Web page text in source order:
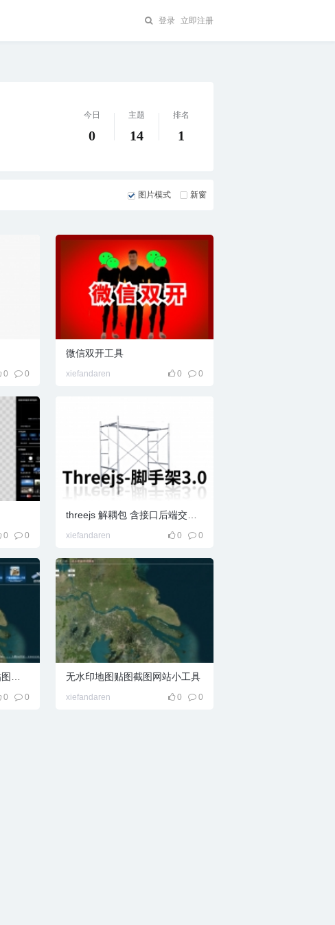
登录 立即注册
今日
0
主题
14
排名
1
图片模式 新窗
0 0
微信双开工具
0 0
xiefandaren
0 0 0 0
xiefandaren
0 0
无水印地图贴图截图网站小工具
0 0
xiefandaren